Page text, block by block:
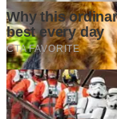
Tulis Komentar
Belum ada
Baca Juga